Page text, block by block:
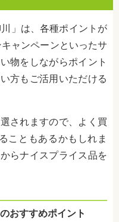
」は、各種ポイントが
ャンペーンといったサ
物をしながらポイント
方もご活用いただける
されますので、よく買
こともあるかもしれま
らナイスプライス品を
おすすめポイント